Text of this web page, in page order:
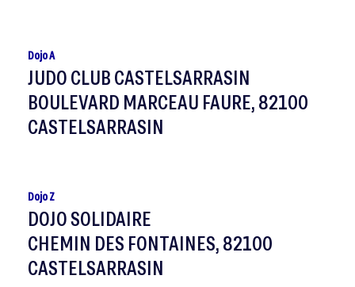
Dojo A
JUDO CLUB CASTELSARRASIN
BOULEVARD MARCEAU FAURE, 82100
CASTELSARRASIN
Dojo Z
DOJO SOLIDAIRE
CHEMIN DES FONTAINES, 82100
CASTELSARRASIN